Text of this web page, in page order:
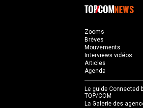
NEWS
Zooms
Brèves
Mouvements
Interviews vidéos
Articles
Agenda
Le guide Connected
TOP/COM
La Galerie des